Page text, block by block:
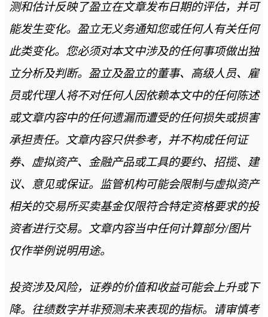
测和估计反映了盈立在文章发布日期的评估，并可
能发生变化。盈立无义务通知您或任何人有关任何
此类变化。您必须对本文中涉及的任何事项做出独
立分析及判断。盈立及盈立的董事、高级人员、雇
员或代理人将不对任何人因依赖本文中的任何陈述
或文章内容中的任何遗漏而遭受的任何损失或损害
承担责任。文章内容只供参考，并不构成任何证
券、虚拟资产、金融产品或工具的要约、招揽、建
议、意见或保证。监管机构可能会限制与虚拟资产
相关的交易所买卖基金仅限符合特定资格要求的投
资者进行交易。文章内容当中任何计算部分/图片
仅作举例说明用途。
投资涉及风险，证券的价值和收益可能会上升或下
降。往绩数字并非预测未来表现的指标。请审慎考